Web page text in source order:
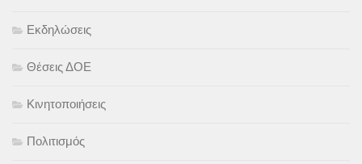
Εκδηλώσεις
Θέσεις ΔΟΕ
Κινητοποιήσεις
Πολιτισμός